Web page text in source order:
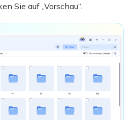
Sie auf „Vorschau“.